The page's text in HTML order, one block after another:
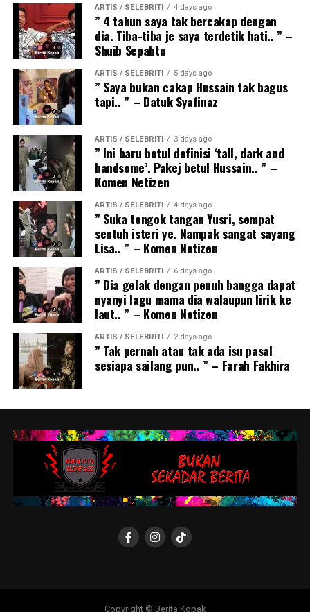
ARTIS / SELEBRITI 4 days ago
” 4 tahun saya tak bercakap dengan
dia. Tiba-tiba je saya terdetik hati.. ” –
Shuib Sepahtu
ARTIS / SELEBRITI 5 days ago
” Saya bukan cakap Hussain tak bagus
tapi.. ” – Datuk Syafinaz
ARTIS / SELEBRITI 3 days ago
” Ini baru betul definisi ‘tall, dark and
handsome’. Pakej betul Hussain.. ” –
Komen Netizen
ARTIS / SELEBRITI 4 days ago
” Suka tengok tangan Yusri, sempat
sentuh isteri ye. Nampak sangat sayang
Lisa.. ” – Komen Netizen
ARTIS / SELEBRITI 6 days ago
” Dia gelak dengan penuh bangga dapat
nyanyi lagu mama dia walaupun lirik ke
laut.. ” – Komen Netizen
ARTIS / SELEBRITI 2 days ago
” Tak pernah atau tak ada isu pasal
sesiapa sailang pun.. ” – Farah Fakhira
Copyright © Berita Kopak